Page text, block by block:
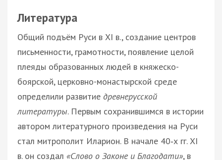
Литература
Общий подъём Руси в XI в., создание центров
письменности, грамотности, появление целой
плеяды образованных людей в княжеско-
боярской, церковно-монастырской среде
определили развитие древнерусской
литературы. Первым сохранившимся в истории
автором литературного произведения на Руси
стал митрополит Иларион. В начале 40‑х гг. XI
в. он создал «Слово о Законе и Благодати», в